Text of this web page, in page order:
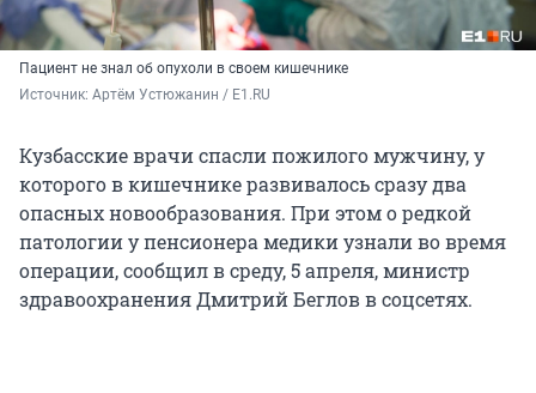
Пациент не знал об опухоли в своем кишечнике
Источник: Артём Устюжанин / E1.RU
Кузбасские врачи спасли пожилого мужчину, у
которого в кишечнике развивалось сразу два
опасных новообразования. При этом о редкой
патологии у пенсионера медики узнали во время
операции, сообщил в среду, 5 апреля, министр
здравоохранения Дмитрий Беглов в соцсетях.